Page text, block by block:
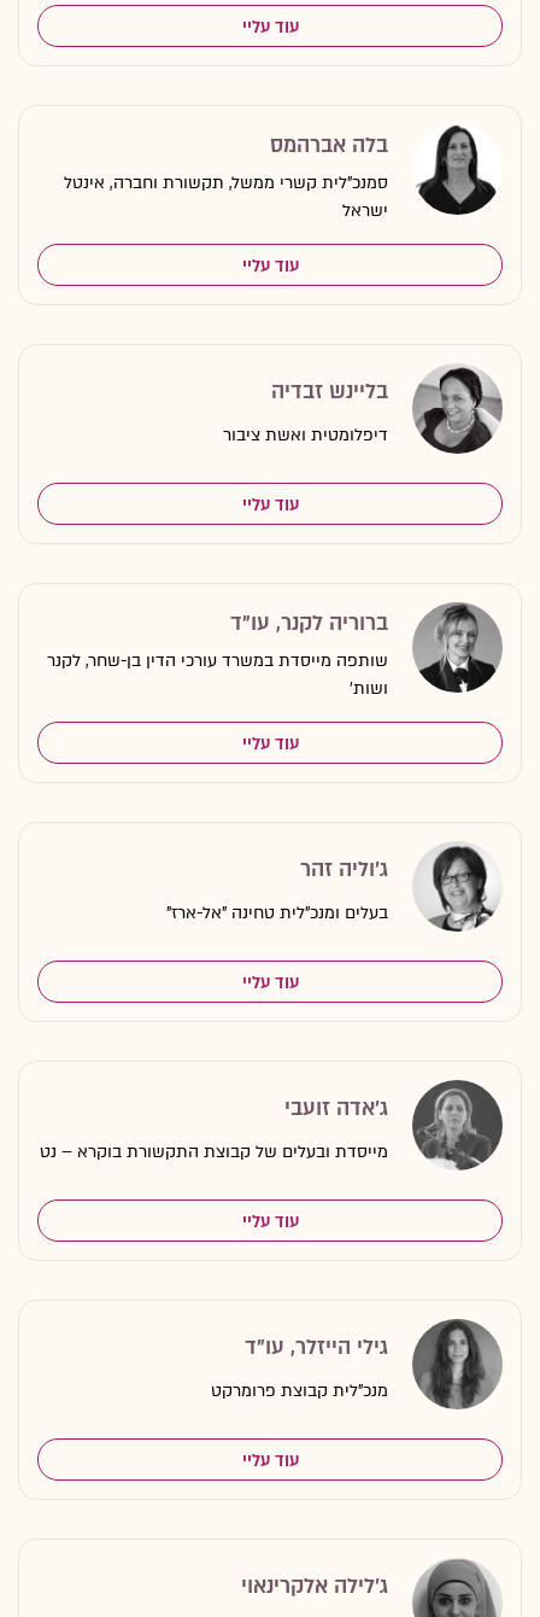
עוד עליי
בלה אברהמס
סמנכ"לית קשרי ממשל, תקשורת וחברה, אינטל
ישראל
עוד עליי
בליינש זבדיה
דיפלומטית ואשת ציבור
עוד עליי
ברוריה לקנר, עו"ד
שותפה מייסדת במשרד עורכי הדין בן-שחר, לקנר
ושות'
עוד עליי
ג'וליה זהר
בעלים ומנכ"לית טחינה "אל-ארז"
עוד עליי
ג'אדה זועבי
מייסדת ובעלים של קבוצת התקשורת בוקרא – נט
עוד עליי
גילי הייזלר, עו"ד
מנכ"לית קבוצת פרומרקט
עוד עליי
ג'לילה אלקרינאוי